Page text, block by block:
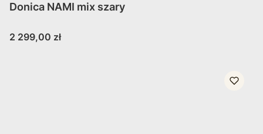
Donica NAMI mix szary
Cena
2 299,00 zł